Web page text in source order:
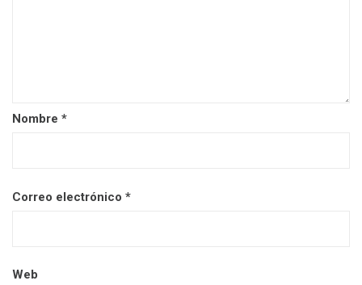
Nombre *
Correo electrónico *
Web